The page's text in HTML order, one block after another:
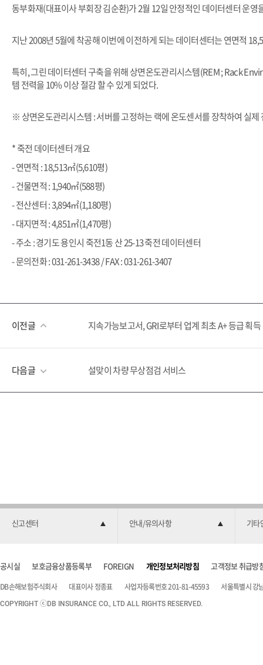
동부화재(대표이사 부회장 김순환)가 2월 12일 안정적인 데이터센터 운
지난 2008년 5월에 착공해 이번에 이전하게 되는 데이터센터는 연면적
특히, 그린 데이터센터 구축을 위해 상면온도관리시스템(REM ; Rack
템 전력을 10% 이상 절감 할 수 있게 되었다.
※ 상면온도관리시스템 : 서버를 고정하는 랙에 온도센서를 장착하여 실
* 죽전 데이터센터 개요
- 연면적 : 18,513㎡(5,610평)
- 건물면적 : 1,940㎡(588평)
- 전산센터 : 3,894㎡(1,180평)
- 대지면적 : 4,851㎡(1,470평)
- 주소 : 경기도 용인시 죽전1동 산 25-13 죽전 데이터센터
- 문의전화 : 031-261-3438 / FAX : 031-261-3407
이전글 지속가능보고서, GRI로부터 업계 최초 A+ 등급 획득
다음글 설맞이 차량 무상점검 서비스
신고센터 안내/유의사항 기타
공시실 보호금융상품등록부 FOREIGN 개인정보처리방침 고객정보 취급방
DB손해보험주식회사 대표이사 정종표 사업자등록번호 201-81-45593 서울특별시 강
COPYRIGHT ⓒDB INSURANCE CO., LTD ALL RIGHTS RESERVED.